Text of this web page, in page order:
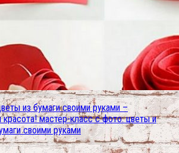
из бумаги своими руками –
красота! мастер-класс с фото: цветы и
своими руками